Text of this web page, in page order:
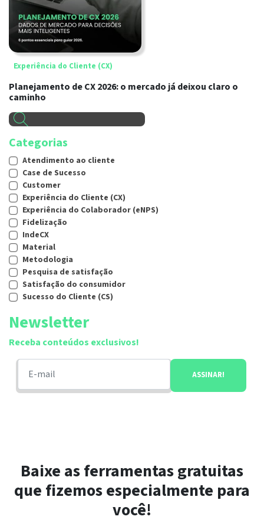
Experiência do Cliente (CX)
Planejamento de CX 2026: o mercado já deixou claro o
caminho
Categorias
Atendimento ao cliente
Case de Sucesso
Customer
Experiência do Cliente (CX)
Experiência do Colaborador (eNPS)
Fidelização
IndeCX
Material
Metodologia
Pesquisa de satisfação
Satisfação do consumidor
Sucesso do Cliente (CS)
Newsletter
Receba conteúdos exclusivos!
Baixe as ferramentas gratuitas
que fizemos especialmente para
você!